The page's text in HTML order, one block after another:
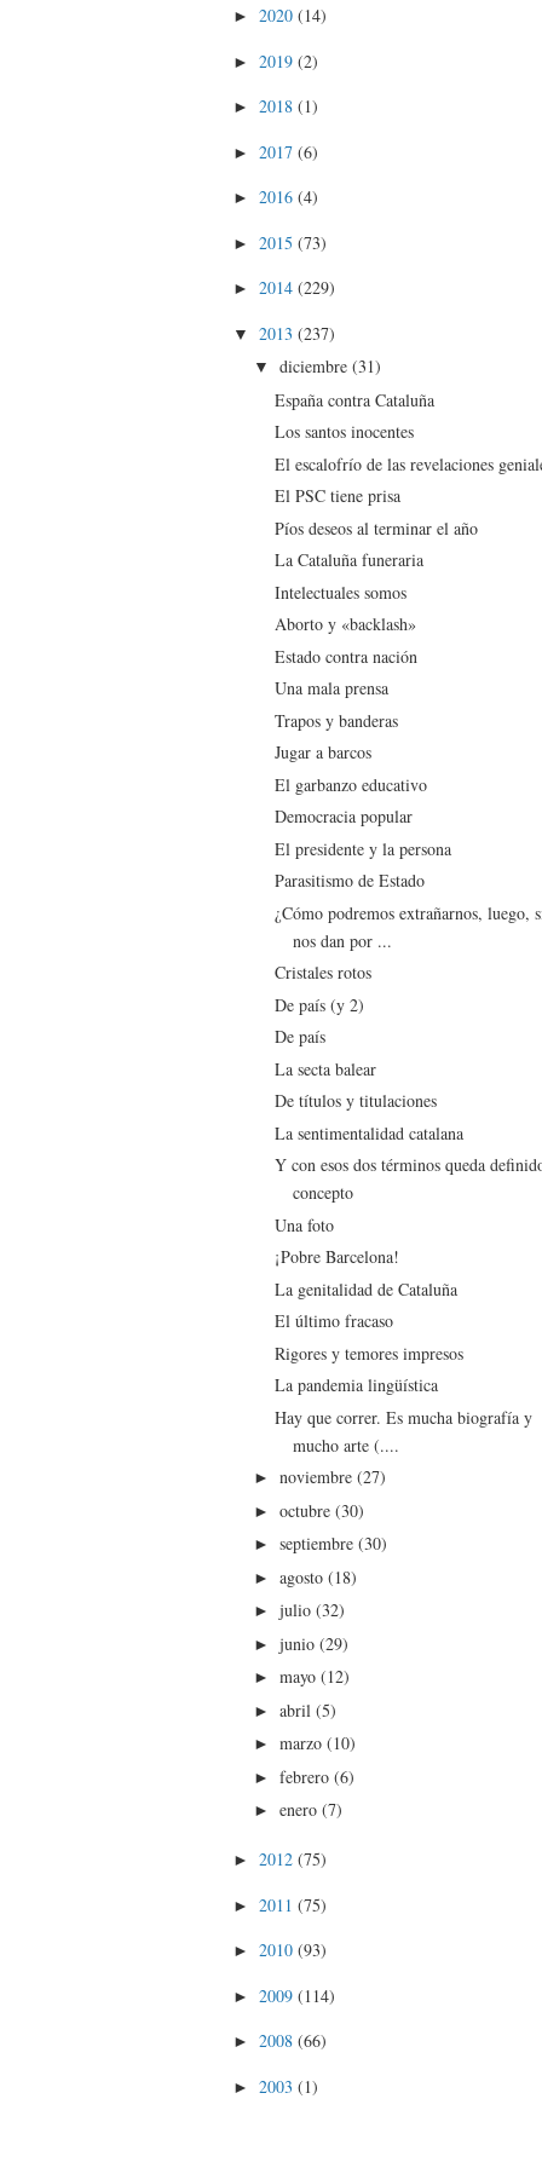
►2020(14)
►2019(2)
►2018(1)
►2017(6)
►2016(4)
►2015(73)
►2014(229)
▼2013(237)
▼diciembre(31)
España contra Cataluña
Los santos inocentes
El escalofrío de las revelaciones
El PSC tiene prisa
Píos deseos al terminar el año
La Cataluña funeraria
Intelectuales somos
Aborto y «backlash»
Estado contra nación
Una mala prensa
Trapos y banderas
Jugar a barcos
El garbanzo educativo
Democracia popular
El presidente y la persona
Parasitismo de Estado
¿Cómo podremos extrañarnos, luego,
nos dan por ...
Cristales rotos
De país (y 2)
De país
La secta balear
De títulos y titulaciones
La sentimentalidad catalana
Y con esos dos términos queda
concepto
Una foto
¡Pobre Barcelona!
La genitalidad de Cataluña
El último fracaso
Rigores y temores impresos
La pandemia lingüística
Hay que correr. Es mucha biografía y
mucho arte (....
►noviembre(27)
►octubre(30)
►septiembre(30)
►agosto(18)
►julio(32)
►junio(29)
►mayo(12)
►abril(5)
►marzo(10)
►febrero(6)
►enero(7)
►2012(75)
►2011(75)
►2010(93)
►2009(114)
►2008(66)
►2003(1)